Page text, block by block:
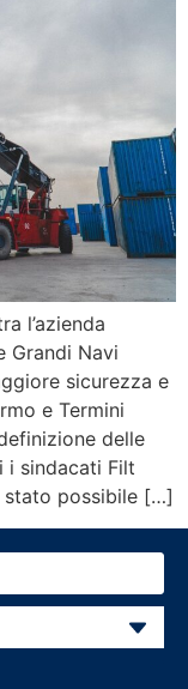
l’azienda
Grandi Navi
sicurezza e
e Termini
delle
i sindacati Filt
stato possibile […]